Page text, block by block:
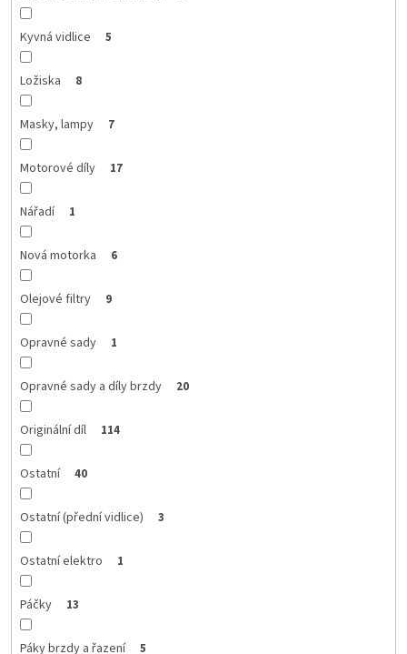
Kyvná vidlice 5
Ložiska 8
Masky, lampy 7
Motorové díly 17
Nářadí 1
Nová motorka 6
Olejové filtry 9
Opravné sady 1
Opravné sady a díly brzdy 20
Originální díl 114
Ostatní 40
Ostatní (přední vidlice) 3
Ostatní elektro 1
Páčky 13
Páky brzdy a řazení 5